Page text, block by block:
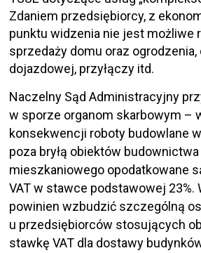
Zdaniem przedsiębiorcy, z
punktu widzenia nie jest możliwe
sprzedaży domu oraz ogrodzenia,
dojazdowej, przyłączy itd.
Naczelny Sąd Administracyjny
w sporze organom skarbowym –
konsekwencji roboty budowlane
poza bryłą obiektów budownictwa
mieszkaniowego opodatkowane
VAT w stawce podstawowej 23%.
powinien wzbudzić szczególną
u przedsiębiorców stosujących
stawkę VAT dla dostawy